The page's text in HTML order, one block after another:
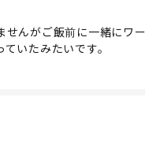
んがご飯前に一緒にワ
いたみたいです。